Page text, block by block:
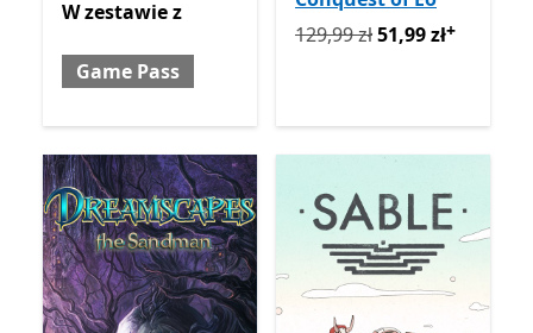
W zestawie z Game Pass
W zestawiez
Game Pass
Pierwotnie 129,99 zł teraz
129,99 zł51,99 zł+